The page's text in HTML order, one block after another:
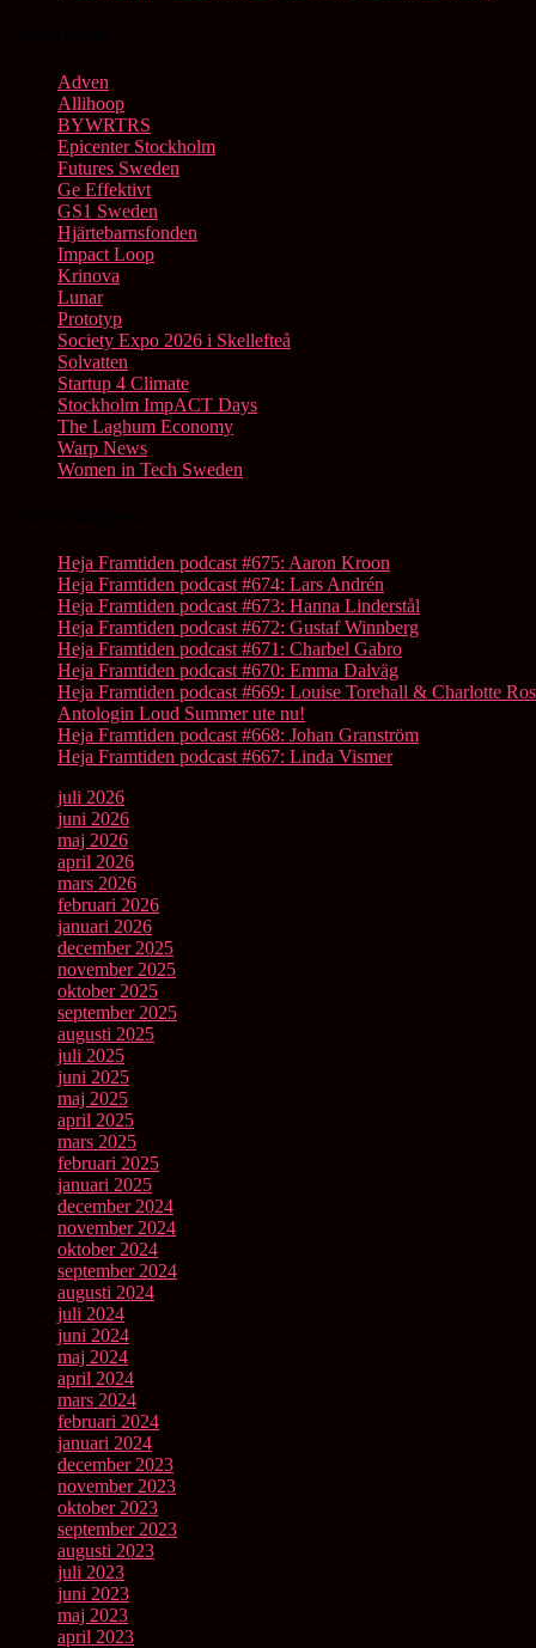
Adven
Allihoop
BYWRTRS
Epicenter Stockholm
Futures Sweden
Ge Effektivt
GS1 Sweden
Hjärtebarnsfonden
Impact Loop
Krinova
Lunar
Prototyp
Society Expo 2026 i Skellefteå
Solvatten
Startup 4 Climate
Stockholm ImpACT Days
The Laghum Economy
Warp News
Women in Tech Sweden
Heja Framtiden podcast #675: Aaron Kroon
Heja Framtiden podcast #674: Lars Andrén
Heja Framtiden podcast #673: Hanna Linderstål
Heja Framtiden podcast #672: Gustaf Winnberg
Heja Framtiden podcast #671: Charbel Gabro
Heja Framtiden podcast #670: Emma Dalväg
Heja Framtiden podcast #669: Louise Torehall & Charlotte
Antologin Loud Summer ute nu!
Heja Framtiden podcast #668: Johan Granström
Heja Framtiden podcast #667: Linda Vismer
juli 2026
juni 2026
maj 2026
april 2026
mars 2026
februari 2026
januari 2026
december 2025
november 2025
oktober 2025
september 2025
augusti 2025
juli 2025
juni 2025
maj 2025
april 2025
mars 2025
februari 2025
januari 2025
december 2024
november 2024
oktober 2024
september 2024
augusti 2024
juli 2024
juni 2024
maj 2024
april 2024
mars 2024
februari 2024
januari 2024
december 2023
november 2023
oktober 2023
september 2023
augusti 2023
juli 2023
juni 2023
maj 2023
april 2023